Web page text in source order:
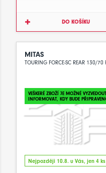
DO KOŠÍKU
MITAS
TOURING FORCE-SC REAR 130/
VEŠKERÉ ZBOŽÍ JE MOŽNÉ
INFORMOVAT, KDY BUDE
Nejpozději 10.8. u Vás, jen 4 ks